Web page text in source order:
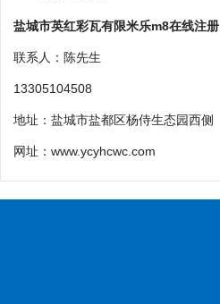
盐城市英红彩瓦有限米乐m8在线注册
联系人：陈先生
13305104508
地址：盐城市盐都区杨侍生态园西侧
网址： www.ycyhcwc.com